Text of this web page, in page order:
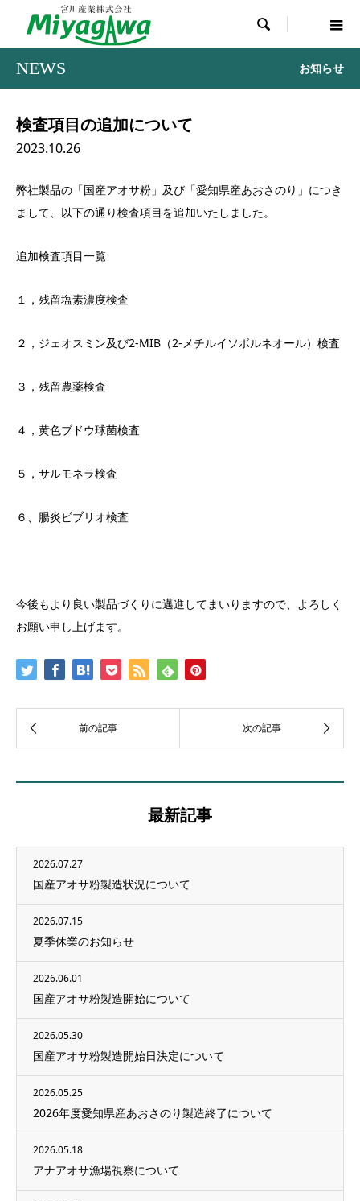

NEWS お知らせ
検査項目の追加について
2023.10.26
弊社製品の「国産アオサ粉」及び「愛知県産あおさのり」につき
まして、以下の通り検査項目を追加いたしました。
追加検査項目一覧
１，残留塩素濃度検査
２，ジェオスミン及び2-MIB（2-メチルイソボルネオール）検査
３，残留農薬検査
４，黄色ブドウ球菌検査
５，サルモネラ検査
６、腸炎ビブリオ検査
今後もより良い製品づくりに邁進してまいりますので、よろしく
お願い申し上げます。
最新記事
2026.07.27
国産アオサ粉製造状況について
2026.07.15
夏季休業のお知らせ
2026.06.01
国産アオサ粉製造開始について
2026.05.30
国産アオサ粉製造開始日決定について
2026.05.25
2026年度愛知県産あおさのり製造終了について
2026.05.18
アナアオサ漁場視察について